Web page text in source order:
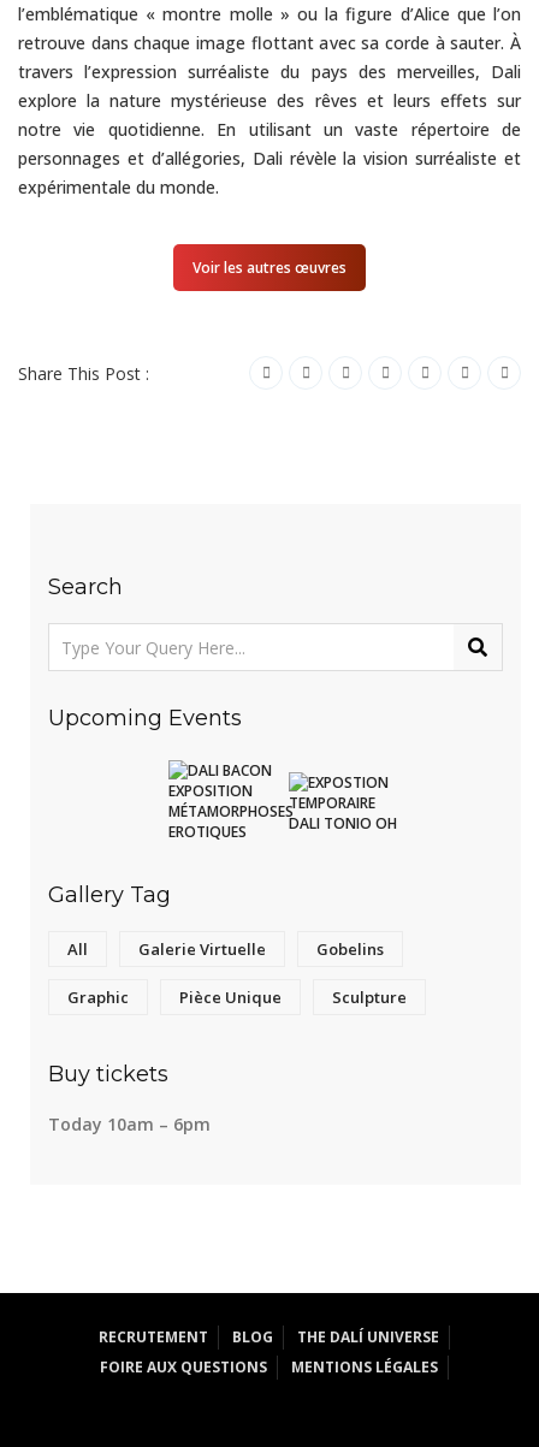
l’emblématique « montre molle » ou la figure d’Alice que l’on
retrouve dans chaque image flottant avec sa corde à sauter. À
travers l’expression surréaliste du pays des merveilles, Dali
explore la nature mystérieuse des rêves et leurs effets sur
notre vie quotidienne. En utilisant un vaste répertoire de
personnages et d’allégories, Dali révèle la vision surréaliste et
expérimentale du monde.
Voir les autres œuvres
Share This Post :
Search
Upcoming Events
Gallery Tag
All Galerie Virtuelle Gobelins
Graphic Pièce Unique Sculpture
Buy tickets
Today 10am – 6pm
RECRUTEMENT BLOG
THE DALÍ UNIVERSE
FOIRE AUX QUESTIONS
MENTIONS LÉGALES